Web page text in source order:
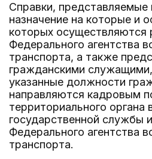
Справки,
назначение на которые и
которых осуществляются
Федерального агентства
транспорта, а также
гражданскими
указанные должности
направляются кадровым
территориального органа
государственной службы
Федерального агентства
транспорта.